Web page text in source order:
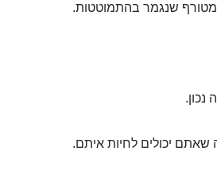
מטורף שנגמר בהתמוטטות.
נכון.
שאתם יכולים לחיות איתם.